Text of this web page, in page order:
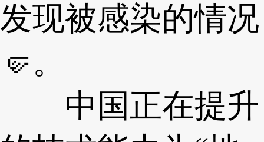
发现被感染的情况
🤛。
中国正在提升